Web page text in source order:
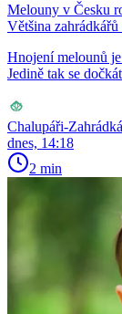
Melouny v Česku
Většina
Hnojení melounů
Jedině tak se
Chalupáři-
dnes, 14:18
2 min